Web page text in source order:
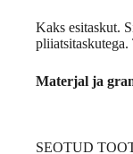
Kaks esitaskut.
Materjal ja
SEOTUD